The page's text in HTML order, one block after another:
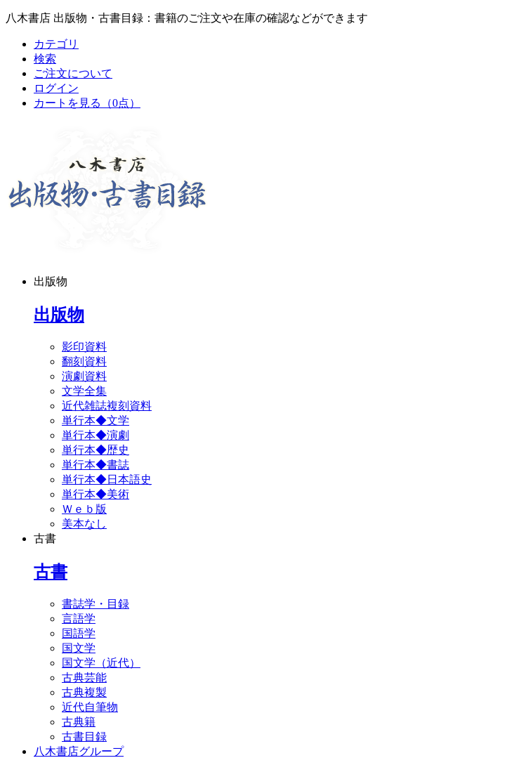
八木書店 出版物・古書目録：書籍のご注文や在庫の確認などができます
カテゴリ
検索
ご注文について
ログイン
カートを見る
（0点）
出版物
出版物
影印資料
翻刻資料
演劇資料
文学全集
近代雑誌複刻資料
単行本◆文学
単行本◆演劇
単行本◆歴史
単行本◆書誌
単行本◆日本語史
単行本◆美術
Ｗｅｂ版
美本なし
古書
古書
書誌学・目録
言語学
国語学
国文学
国文学（近代）
古典芸能
古典複製
近代自筆物
古典籍
古書目録
八木書店グループ